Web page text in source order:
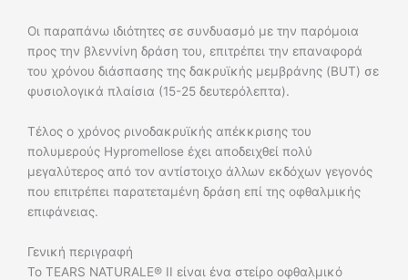
Οι παραπάνω ιδιότητες σε συνδυασμό με την παρόμοια
προς την βλεννίνη δράση του, επιτρέπει την επαναφορά
του χρόνου διάσπασης της δακρυϊκής μεμβράνης (BUT) σε
φυσιολογικά πλαίσια (15-25 δευτερόλεπτα).
Τέλος ο χρόνος ρινοδακρυϊκής απέκκρισης του
πολυμερούς Hypromellose έχει αποδειχθεί πολύ
μεγαλύτερος από τον αντίστοιχο άλλων εκδόχων γεγονός
που επιτρέπει παρατεταμένη δράση επί της οφθαλμικής
επιφάνειας.
Γενική περιγραφή
Το TEARS NATURALE® II είναι ένα στείρο οφθαλμικό